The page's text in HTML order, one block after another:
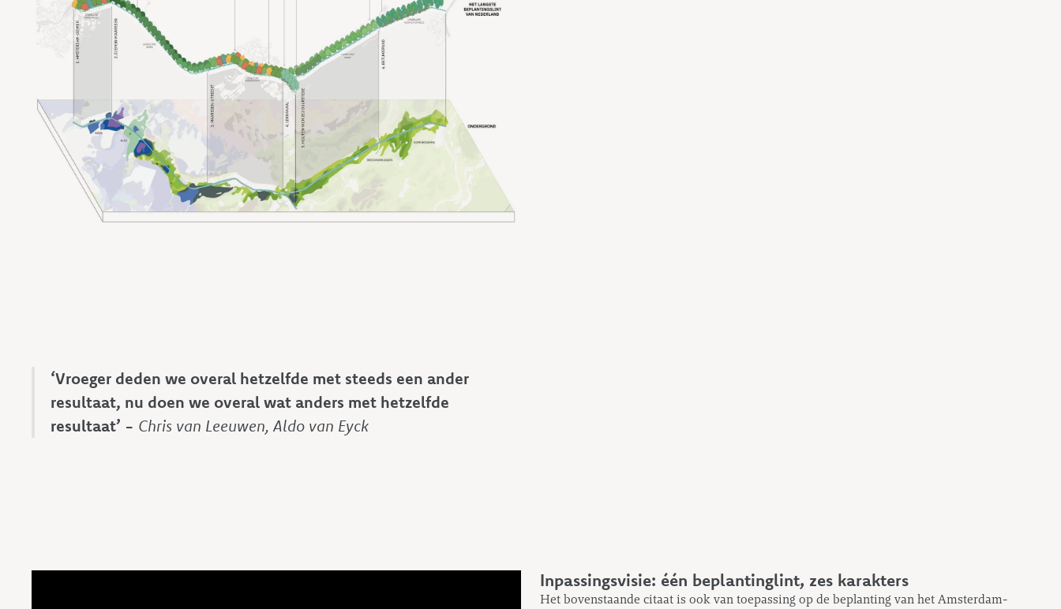
‘Vroeger deden we overal hetzelfde met steeds een ander
resultaat, nu doen we overal wat anders met hetzelfde
resultaat’ - Chris van Leeuwen, Aldo van Eyck
Inpassingsvisie: één beplantinglint, zes karakters
Het bovenstaande citaat is ook van toepassing op de beplanting van het Amsterdam-